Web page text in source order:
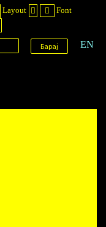
Layout Font
EN
Барај